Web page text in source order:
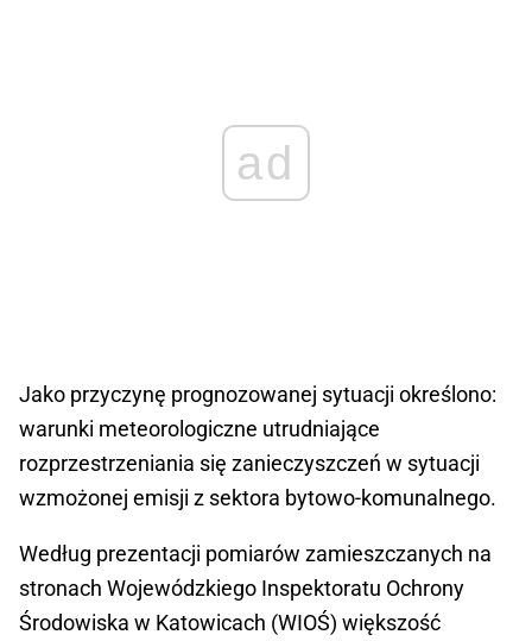
ad
Jako przyczynę prognozowanej sytuacji określono:
warunki meteorologiczne utrudniające
rozprzestrzeniania się zanieczyszczeń w sytuacji
wzmożonej emisji z sektora bytowo-komunalnego.
Według prezentacji pomiarów zamieszczanych na
stronach Wojewódzkiego Inspektoratu Ochrony
Środowiska w Katowicach (WIOŚ) większość